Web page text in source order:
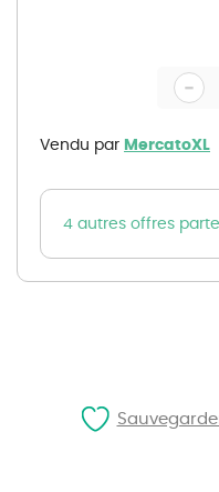
gallery
Vendu par MercatoXL
-
4 autres offres